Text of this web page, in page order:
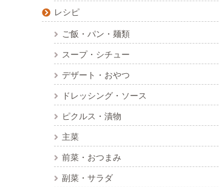
レシピ
ご飯・パン・麺類
スープ・シチュー
デザート・おやつ
ドレッシング・ソース
ピクルス・漬物
主菜
前菜・おつまみ
副菜・サラダ